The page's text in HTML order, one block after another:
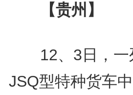
【贵州】
12、3日，一
JSQ型特种货车